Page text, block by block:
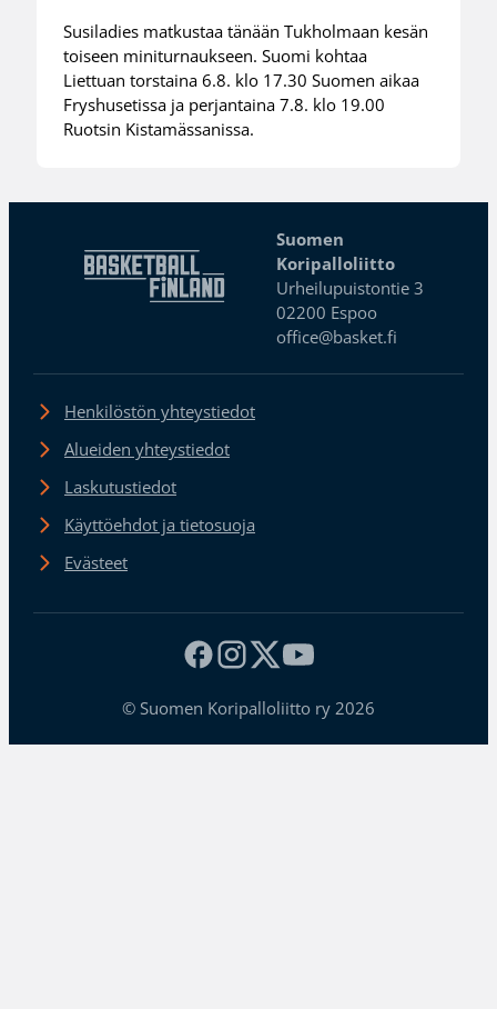
Susiladies matkustaa tänään Tukholmaan kesän
toiseen miniturnaukseen. Suomi kohtaa
Liettuan torstaina 6.8. klo 17.30 Suomen aikaa
Fryshusetissa ja perjantaina 7.8. klo 19.00
Ruotsin Kistamässanissa.
Suomen
Koripalloliitto
Urheilupuistontie 3
02200 Espoo
office@basket.fi
Henkilöstön yhteystiedot
Alueiden yhteystiedot
Laskutustiedot
Käyttöehdot ja tietosuoja
Evästeet
© Suomen Koripalloliitto ry 2026